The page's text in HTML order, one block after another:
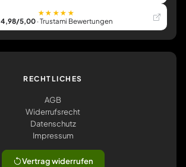
★★★★★
4,98/5,00· Trustami Bewertungen
RECHTLICHES
AGB
Widerrufsrecht
Datenschutz
Impressum
Vertrag widerrufen